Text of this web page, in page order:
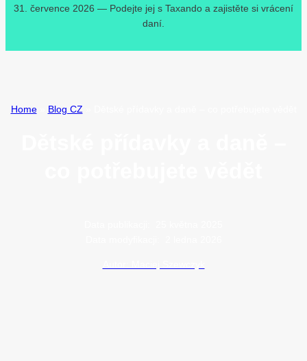
31. července 2026 — Podejte jej s Taxando a zajistěte si vrácení
daní.
Home» Blog CZ